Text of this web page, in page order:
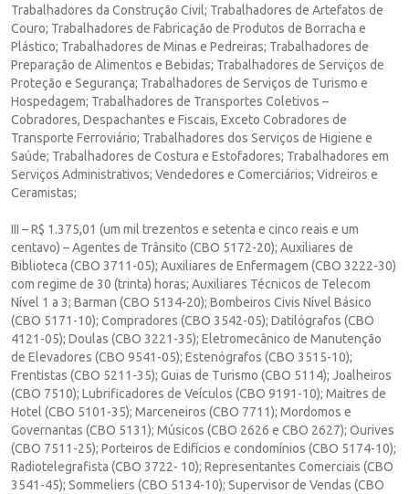
Trabalhadores da Construção Civil; Trabalhadores de Artefatos de
Couro; Trabalhadores de Fabricação de Produtos de Borracha e
Plástico; Trabalhadores de Minas e Pedreiras; Trabalhadores de
Preparação de Alimentos e Bebidas; Trabalhadores de Serviços de
Proteção e Segurança; Trabalhadores de Serviços de Turismo e
Hospedagem; Trabalhadores de Transportes Coletivos –
Cobradores, Despachantes e Fiscais, Exceto Cobradores de
Transporte Ferroviário; Trabalhadores dos Serviços de Higiene e
Saúde; Trabalhadores de Costura e Estofadores; Trabalhadores em
Serviços Administrativos; Vendedores e Comerciários; Vidreiros e
Ceramistas;
III – R$ 1.375,01 (um mil trezentos e setenta e cinco reais e um
centavo) – Agentes de Trânsito (CBO 5172-20); Auxiliares de
Biblioteca (CBO 3711-05); Auxiliares de Enfermagem (CBO 3222-30)
com regime de 30 (trinta) horas; Auxiliares Técnicos de Telecom
Nível 1 a 3; Barman (CBO 5134-20); Bombeiros Civis Nível Básico
(CBO 5171-10); Compradores (CBO 3542-05); Datilógrafos (CBO
4121-05); Doulas (CBO 3221-35); Eletromecânico de Manutenção
de Elevadores (CBO 9541-05); Estenógrafos (CBO 3515-10);
Frentistas (CBO 5211-35); Guias de Turismo (CBO 5114); Joalheiros
(CBO 7510); Lubrificadores de Veículos (CBO 9191-10); Maitres de
Hotel (CBO 5101-35); Marceneiros (CBO 7711); Mordomos e
Governantas (CBO 5131); Músicos (CBO 2626 e CBO 2627); Ourives
(CBO 7511-25); Porteiros de Edifícios e condomínios (CBO 5174-10);
Radiotelegrafista (CBO 3722- 10); Representantes Comerciais (CBO
3541-45); Sommeliers (CBO 5134-10); Supervisor de Vendas (CBO